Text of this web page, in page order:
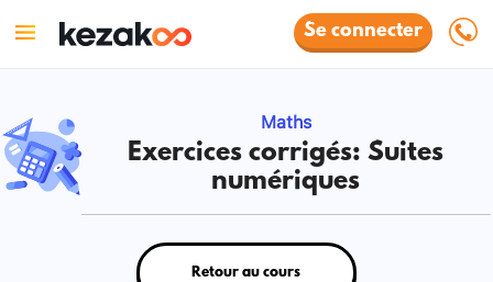
Se connecter
Maths
Exercices corrigés: Suites
numériques
Retour au cours